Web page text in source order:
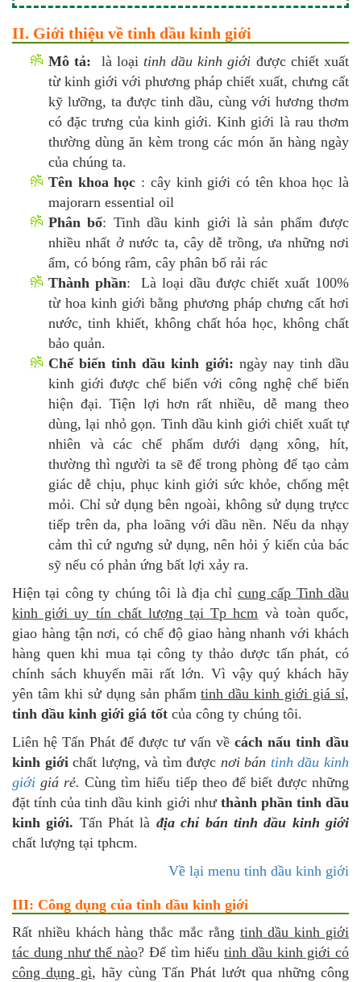
II. Giới thiệu về tinh dầu kinh giới
Mô tả: là loại tinh dầu kinh giới được chiết xuất
từ kinh giới với phương pháp chiết xuất, chưng cất
kỹ lưỡng, ta được tinh dầu, cùng với hương thơm
có đặc trưng của kinh giới. Kinh giới là rau thơm
thường dùng ăn kèm trong các món ăn hàng ngày
của chúng ta.
Tên khoa học : cây kinh giới có tên khoa học là
majorarn essential oil
Phân bố: Tinh dầu kinh giới là sản phẩm được
nhiều nhất ở nước ta, cây dễ trồng, ưa những nơi
ẩm, có bóng râm, cây phân bố rải rác
Thành phần: Là loại dầu được chiết xuất 100%
từ hoa kinh giới bằng phương pháp chưng cất hơi
nước, tinh khiết, không chất hóa học, không chất
bảo quản.
Chế biến tinh dầu kinh giới: ngày nay tinh dầu
kinh giới được chế biến với công nghệ chế biến
hiện đại. Tiện lợi hơn rất nhiều, dễ mang theo
dùng, lại nhỏ gọn. Tinh dầu kinh giới chiết xuất tự
nhiên và các chế phẩm dưới dạng xông, hít,
thường thì người ta sẽ để trong phòng để tạo cảm
giác dễ chịu, phục kinh giới sức khỏe, chống mệt
mỏi. Chỉ sử dụng bên ngoài, không sử dụng trựcc
tiếp trên da, pha loãng với dầu nền. Nếu da nhạy
cảm thì cứ ngưng sử dụng, nên hỏi ý kiến của bác
sỹ nếu có phản ứng bất lợi xảy ra.
Hiện tại công ty chúng tôi là địa chỉ cung cấp Tinh dầu
kinh giới uy tín chất lượng tại Tp hcm và toàn quốc,
giao hàng tận nơi, có chế độ giao hàng nhanh với khách
hàng quen khi mua tại công ty thảo dược tấn phát, có
chính sách khuyến mãi rất lớn. Vì vậy quý khách hãy
yên tâm khi sử dụng sản phẩmtinh dầu kinh giới giá sỉ,
tinh dầu kinh giới giá tốt của công ty chúng tôi.
Liên hệ Tấn Phát để được tư vấn về cách nấu tinh dầu
kinh giớichất lượng, và tìm được nơi bán tinh dầu kinh
giớigiá rẻ.Cùng tìm hiểu tiếp theo để biết được những
đặt tính của tinh dầu kinh giới như thành phần tinh dầu
kinh giới. Tấn Phát là địa chỉ bán tinh dầu kinh giới
chất lượng tại tphcm.
Về lại menu tinh dầu kinh giới
III: Công dụng của tinh dầu kinh giới
Rất nhiều khách hàng thắc mắc rằng tinh dầu kinh giới
tác dung như thế nào? Để tìm hiểu tinh dầu kinh giới có
công dụng gì, hãy cùng Tấn Phát lướt qua những công